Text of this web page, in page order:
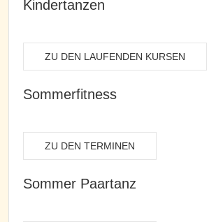
Kindertanzen
ZU DEN LAUFENDEN KURSEN
Sommerfitness
ZU DEN TERMINEN
Sommer Paartanz